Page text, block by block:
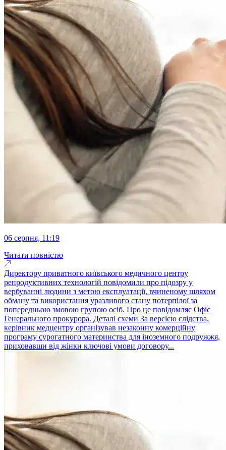
06 серпня, 11:19
Читати повністю
Директору приватного київського медичного центру
репродуктивних технологій повідомили про підозру у
вербуванні людини з метою експлуатації, вчиненому шляхом
обману та використання уразливого стану потерпілої за
попередньою змовою групою осіб. Про це повідомляє Офіс
Генерального прокурора. Деталі схеми За версією слідства,
керівник медцентру організував незаконну комерційну
програму сурогатного материнства для іноземного подружжя,
приховавши від жінки ключові умови договору...